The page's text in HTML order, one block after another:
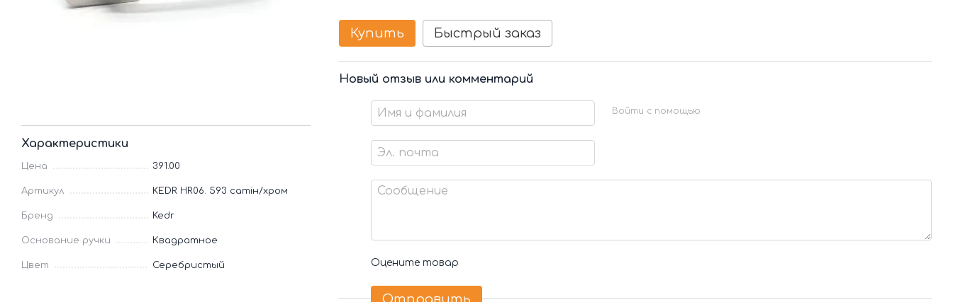
Характеристики
Цена 391.00
Артикул KEDR HR06. 593 сатін/хром
Бренд Kedr
Основание ручки Квадратное
Цвет Серебристый
Купить Быстрый заказ
Новый отзыв или комментарий
Войти с помощью
Оцените товар
Отправить